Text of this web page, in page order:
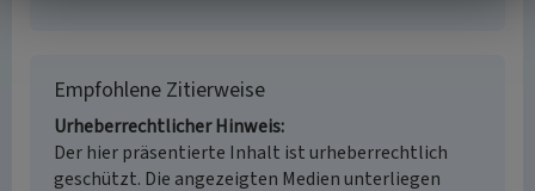
Empfohlene Zitierweise
Urheberrechtlicher Hinweis
Der hier präsentierte Inhalt ist urheberrechtlich
geschützt. Die angezeigten Medien unterliegen